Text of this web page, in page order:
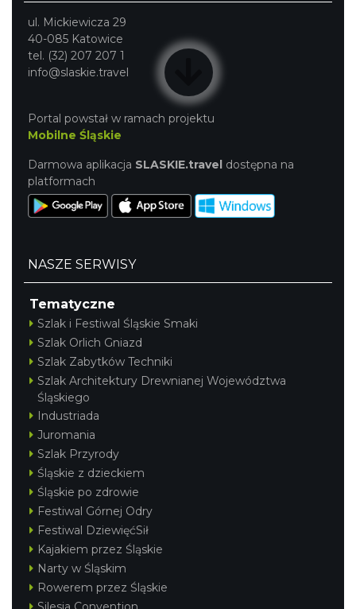
ul. Mickiewicza 29
40-085 Katowice
tel. (32) 207 207 1
info@slaskie.travel
Portal powstał w ramach projektu
Mobilne Śląskie
Darmowa aplikacja SLASKIE.travel dostępna na
platformach
NASZE SERWISY
Tematyczne
Szlak i Festiwal Śląskie Smaki
Szlak Orlich Gniazd
Szlak Zabytków Techniki
Szlak Architektury Drewnianej Województwa
Śląskiego
Industriada
Juromania
Szlak Przyrody
Śląskie z dzieckiem
Śląskie po zdrowie
Festiwal Górnej Odry
Festiwal DziewięćSił
Kajakiem przez Śląskie
Narty w Śląskim
Rowerem przez Śląskie